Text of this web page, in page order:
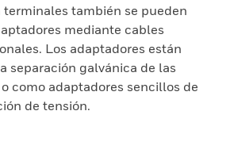
terminales también se pueden
mediante cables
Los adaptadores están
separación galvánica de las
como adaptadores sencillos de
de tensión.